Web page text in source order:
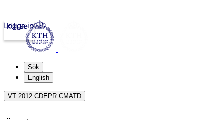
kth.se
Logga in
Sök
English
VT 2012 CDEPR CMATD